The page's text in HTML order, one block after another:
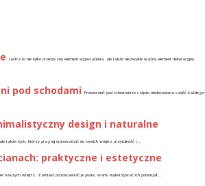
Lustra to nie tylko praktyczny element wyposażenia, ale także niezwykle ważny element dekoracyjny,
pod schodami Przestrzeń pod schodami to często niedoceniana część każdego
design i naturalne
także tych, którzy pragną wprowadzić do swoich wnętrz przytulność i...
praktyczne i estetyczne
naszych wnętrz. Zamiast pozostawiać je puste, warto wykorzystać ich potencjał...